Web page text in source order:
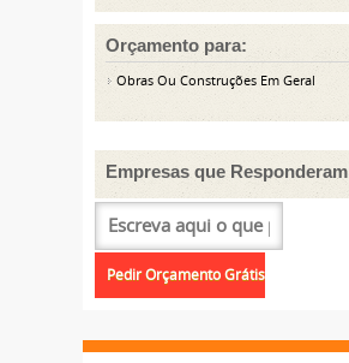
Orçamento para:
Obras Ou Construções Em Geral
Empresas que Responderam